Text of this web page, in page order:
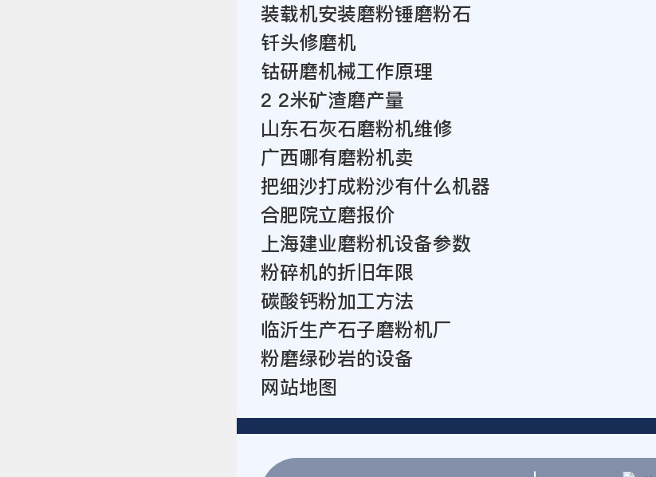
装载机安装磨粉锤磨粉石
钎头修磨机
钴研磨机械工作原理
2 2米矿渣磨产量
山东石灰石磨粉机维修
广西哪有磨粉机卖
把细沙打成粉沙有什么机器
合肥院立磨报价
上海建业磨粉机设备参数
粉碎机的折旧年限
碳酸钙粉加工方法
临沂生产石子磨粉机厂
粉磨绿砂岩的设备
网站地图